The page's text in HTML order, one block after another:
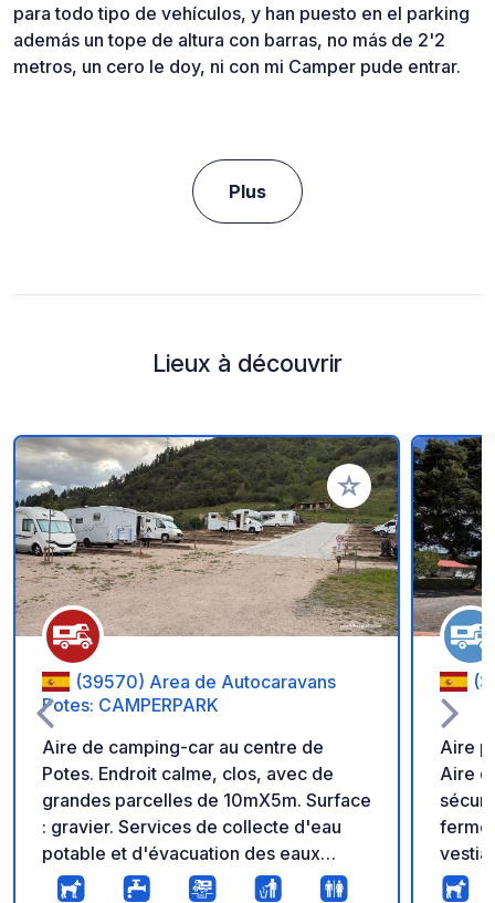
para todo tipo de vehículos, y han puesto en el parking
además un tope de altura con barras, no más de 2'2
metros, un cero le doy, ni con mi Camper pude entrar.
Plus
Lieux à découvrir
Ajouter à vos
(39570) Area de Autocaravans
Potes: CAMPERPARK
Aire de camping-car au centre de
Potes. Endroit calme, clos, avec de
grandes parcelles de 10mX5m. Surface
: gravier. Services de collecte d'eau
potable et d'évacuation des eaux
grises et noires. Éclairage de nuit.
Aire
Aire